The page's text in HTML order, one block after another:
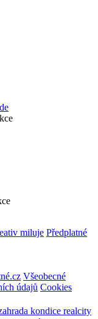
miluje Předplatné
Všeobecné
údajů Cookies
kondice realcity